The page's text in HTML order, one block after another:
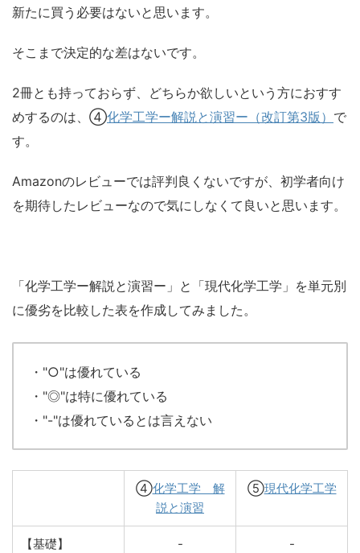
新たに買う必要はないと思います。
そこまで決定的な差はないです。
2冊とも持っておらず、どちらか欲しいという方におすす
めするのは、④化学工学ー解説と演習ー（改訂第3版） で
す。
Amazonのレビューでは評判良くないですが、初学者向け
を期待したレビューなので気にしなくて良いと思います。
「化学工学ー解説と演習ー」と「現代化学工学」を単元別
に優劣を比較した表を作成してみました。
・"○"は優れている
・"◎"は特に優れている
・"-"は優れているとは言えない
④化学工学 解
説と演習
⑤現代化学工学
【基礎】
-
-